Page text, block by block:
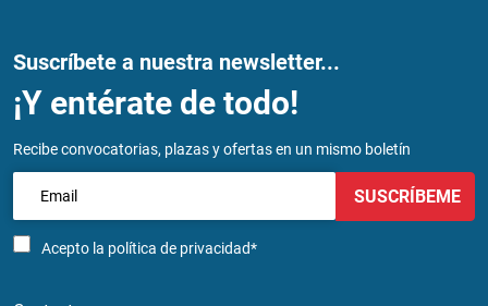
Suscríbete a nuestra newsletter...
¡Y entérate de todo!
Recibe convocatorias, plazas y ofertas en un mismo boletín
Acepto la política de privacidad*
SUSCRÍBEME